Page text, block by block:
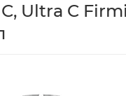
Ultra C